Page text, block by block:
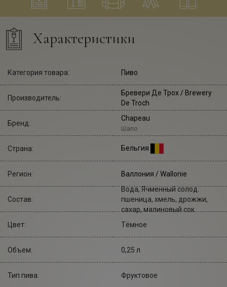
Характеристики
Категория товара: Пиво
Производитель:
Бревери Де Трох / Brewery
De Troch
Бренд:
Chapeau
Шапо
Страна: Бельгия
Регион: Валлония / Wallonie
Состав:
Вода, Ячменный солод.
пшеница, хмель, дрожжи,
сахар, малиновый сок
Цвет:
Тëмное
Объем: 0,25 л
Тип пива: Фруктовое